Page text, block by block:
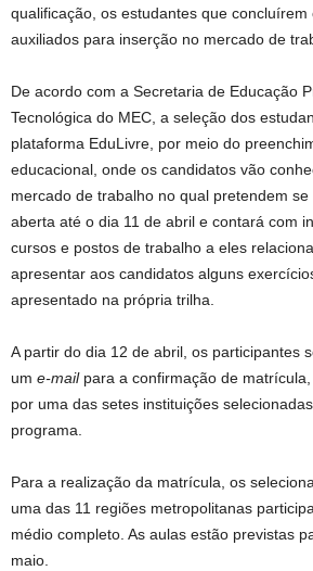
qualificação, os estudantes que concluírem
auxiliados para inserção no mercado de
De acordo com a Secretaria de Educação
Tecnológica do MEC, a seleção dos
plataforma EduLivre, por meio do
educacional, onde os candidatos vão
mercado de trabalho no qual pretendem se
aberta até o dia 11 de abril e contará com
cursos e postos de trabalho a eles
apresentar aos candidatos alguns
apresentado na própria trilha.
A partir do dia 12 de abril, os participantes
um e-mailpara a confirmação de
por uma das setes instituições
programa.
Para a realização da matrícula, os
uma das 11 regiões metropolitanas
médio completo. As aulas estão previstas
maio.